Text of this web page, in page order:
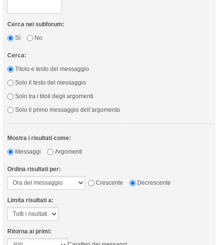
Cerca nei subforum:
Sì
No
Cerca:
Titolo e testo del messaggio
Solo il testo del messaggio
Solo tra i titoli degli argomenti
Solo il primo messaggio dell’argomento
Mostra i risultati come:
Messaggi
Argomenti
Ordina risultati per:
Crescente
Decrescente
Limita risultati a:
Ritorna ai primi: